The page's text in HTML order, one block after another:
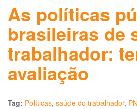
As políticas
brasileiras de
trabalhador:
avaliação
Tag: Políticas, saúde do trabalhador,